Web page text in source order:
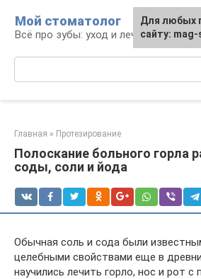
контенту
Мой стоматолог
Всё про зубы: уход и лечение
Главная » Протезирование
Полоскание больного горла
соды, соли и йода
Обычная соль и сода были
целебными свойствами еще в
научились лечить горло, нос и рот
Для любых
сайту: